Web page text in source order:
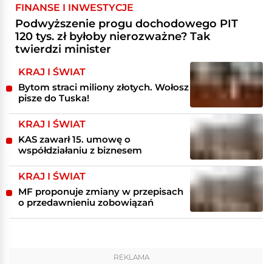
FINANSE I INWESTYCJE
Podwyższenie progu dochodowego PIT
120 tys. zł byłoby nierozważne? Tak
twierdzi minister
KRAJ I ŚWIAT
Bytom straci miliony złotych. Wołosz
pisze do Tuska!
KRAJ I ŚWIAT
KAS zawarł 15. umowę o
współdziałaniu z biznesem
KRAJ I ŚWIAT
MF proponuje zmiany w przepisach
o przedawnieniu zobowiązań
REKLAMA